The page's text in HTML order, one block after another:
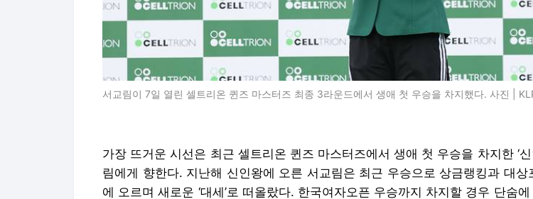
서교림이 7일 열린 셀트리온 퀸즈 마스터즈 최종 3라운드에서 생애 첫 우승을 차지했다. 사진 |
가장 뜨거운 시선은 최근 셀트리온 퀸즈 마스터즈에서 생애 첫 우승을 차지한 ‘신
림에게 향한다. 지난해 신인왕에 오른 서교림은 최근 우승으로 상금랭킹과 대상
에 오르며 새로운 ‘대세’로 떠올랐다. 한국여자오픈 우승까지 차지할 경우 단숨